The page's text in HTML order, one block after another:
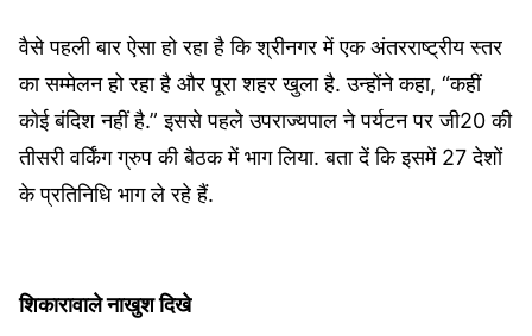
वैसे पहली बार ऐसा हो रहा है कि श्रीनगर में एक अंतरराष्ट्रीय स्तर
का सम्मेलन हो रहा है और पूरा शहर खुला है. उन्‍होंने कहा, “कहीं
कोई बंदिश नहीं है.” इससे पहले उपराज्यपाल ने पर्यटन पर जी20 की
तीसरी वर्किंग ग्रुप की बैठक में भाग लिया. बता दें कि इसमें 27 देशों
के प्रतिनिधि भाग ले रहे हैं.
शिकारावाले नाखुश दिखे